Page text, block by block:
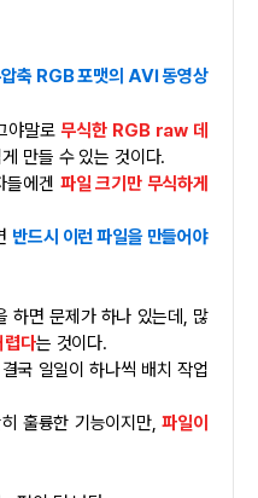
축 RGB 포맷의 AVI 동영상
야말로무식한 RGB raw 데
만들 수 있는 것이다.
들에겐 파일 크기만 무식하게
반드시 이런 파일을 만들어야
렵다는 것이다.
국 일일이 하나씩 배치 작업
히 훌륭한 기능이지만,파일이